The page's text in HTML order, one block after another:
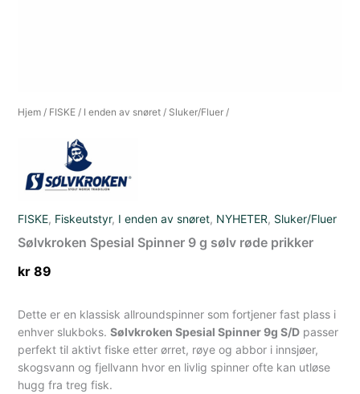
Hjem / FISKE / I enden av snøret / Sluker/Fluer /
FISKE, Fiskeutstyr, I enden av snøret, NYHETER, Sluker/Fluer
Sølvkroken Spesial Spinner 9 g sølv røde prikker
kr 89
Dette er en klassisk allroundspinner som fortjener fast plass i
enhver slukboks.Sølvkroken Spesial Spinner 9g S/D passer
perfekt til aktivt fiske etter ørret, røye og abbor i innsjøer,
skogsvann og fjellvann hvor en livlig spinner ofte kan utløse
hugg fra treg fisk.